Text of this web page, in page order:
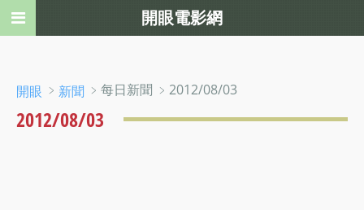
開眼 ﹥ 新聞 ﹥每日新聞 ﹥2012/08/03
2012/08/03
開眼電影網